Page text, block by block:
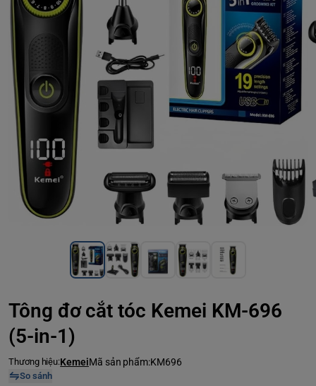
Tông đơ cắt tóc Kemei KM-696
(5-in-1)
Thương hiệu:KemeiMã sản phẩm:KM696
So sánh